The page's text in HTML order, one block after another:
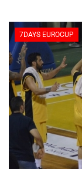
7DAYS EUROCUP